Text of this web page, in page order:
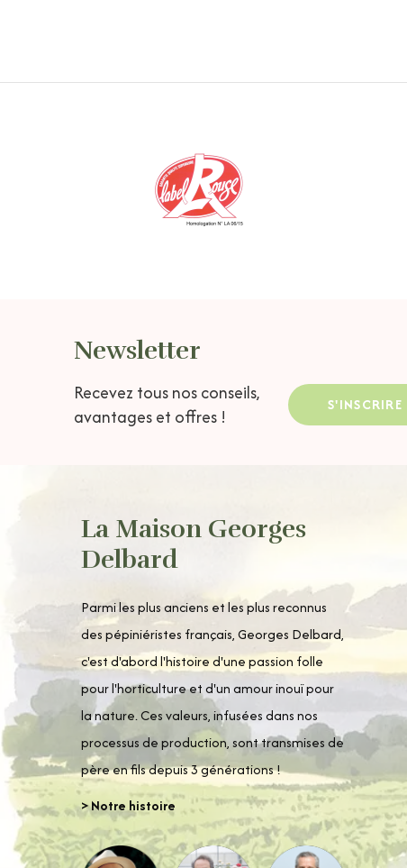
Newsletter
Recevez tous nos conseils,
avantages et offres !
S'INSCRIRE
La Maison Georges
Delbard
Parmi les plus anciens et les plus reconnus
des pépiniéristes français, Georges Delbard,
c'est d'abord l'histoire d'une passion folle
pour l'horticulture et d'un amour inouï pour
la nature. Ces valeurs, infusées dans nos
processus de production, sont transmises de
père en fils depuis 3 générations !
> Notre histoire